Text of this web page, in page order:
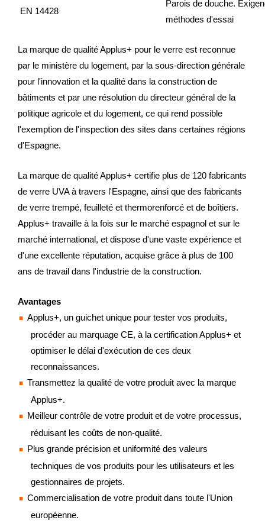
EN 14428
Parois de douche.
méthodes d'essai
La marque de qualité Applus+ pour le verre est reconnue
par le ministère du logement, par la sous-direction générale
pour l'innovation et la qualité dans la construction de
bâtiments et par une résolution du directeur général de la
politique agricole et du logement, ce qui rend possible
l'exemption de l'inspection des sites dans certaines régions
d'Espagne.
La marque de qualité Applus+ certifie plus de 120 fabricants
de verre UVA à travers l'Espagne, ainsi que des fabricants
de verre trempé, feuilleté et thermorenforcé et de boîtiers.
Applus+ travaille à la fois sur le marché espagnol et sur le
marché international, et dispose d'une vaste expérience et
d'une excellente réputation, acquise grâce à plus de 100
ans de travail dans l'industrie de la construction.
Avantages
Applus+, un guichet unique pour tester vos produits,
procéder au marquage CE, à la certification Applus+ et
optimiser le délai d'exécution de ces deux
reconnaissances.
Transmettez la qualité de votre produit avec la marque
Applus+.
Meilleur contrôle de votre produit et de votre processus,
réduisant les coûts de non-qualité.
Plus grande précision et uniformité des valeurs
techniques de vos produits pour les utilisateurs et les
gestionnaires de projets.
Commercialisation de votre produit dans toute l'Union
européenne.